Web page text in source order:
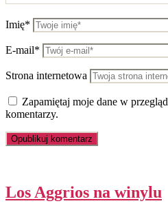
Imię*
E-mail*
Strona internetowa
Zapamiętaj moje dane w
komentarzy.
Los Aggrios na winylu